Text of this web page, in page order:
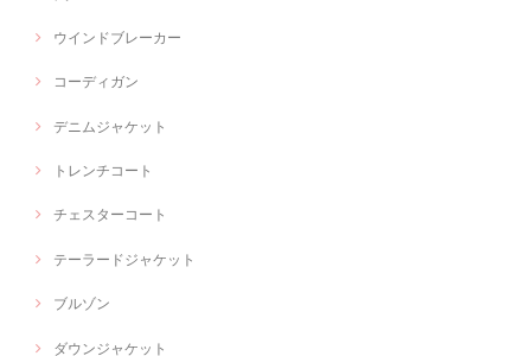
ウインドブレーカー
コーディガン
デニムジャケット
トレンチコート
チェスターコート
テーラードジャケット
ブルゾン
ダウンジャケット